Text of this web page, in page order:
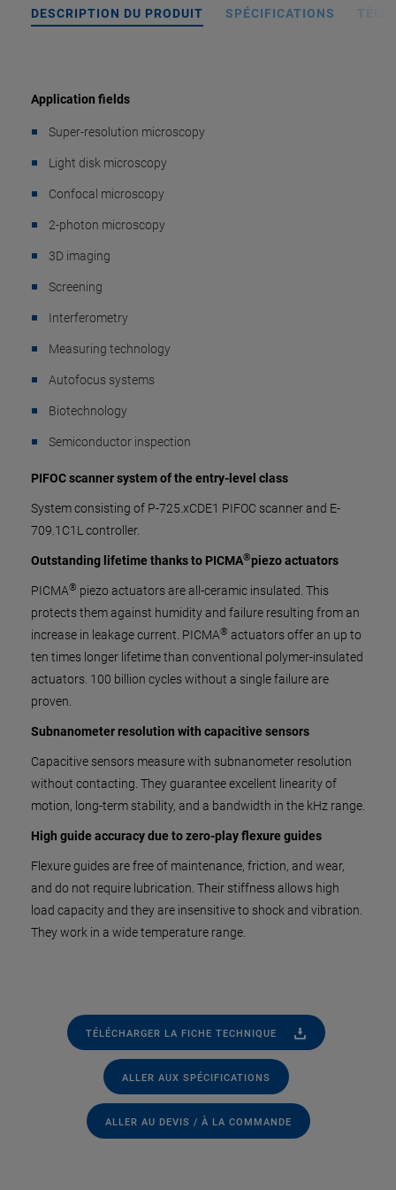
DESCRIPTION DU PRODUIT SPÉCIFICATIONS
Application fields
Super-resolution microscopy
Light disk microscopy
Confocal microscopy
2-photon microscopy
3D imaging
Screening
Interferometry
Measuring technology
Autofocus systems
Biotechnology
Semiconductor inspection
PIFOC scanner system of the entry-level class
System consisting of P-725.xCDE1 PIFOC scanner and E-
709.1C1L controller.
Outstanding lifetime thanks to PICMA®piezo actuators
PICMA® piezo actuators are all-ceramic insulated. This
protects them against humidity and failure resulting from an
increase in leakage current. PICMA® actuators offer an up to
ten times longer lifetime than conventional polymer-insulated
actuators. 100 billion cycles without a single failure are
proven.
Subnanometer resolution with capacitive sensors
Capacitive sensors measure with subnanometer resolution
without contacting. They guarantee excellent linearity of
motion, long-term stability, and a bandwidth in the kHz range.
High guide accuracy due to zero-play flexure guides
Flexure guides are free of maintenance, friction, and wear,
and do not require lubrication. Their stiffness allows high
load capacity and they are insensitive to shock and vibration.
They work in a wide temperature range.
TÉLÉCHARGER LA FICHE TECHNIQUE
ALLER AUX SPÉCIFICATIONS
ALLER AU DEVIS / À LA COMMANDE